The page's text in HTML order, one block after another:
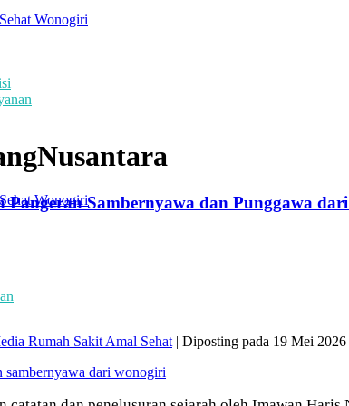
Pangeran Sambernyawa dan Punggawa
Rumah Sakit Amal Sehat | Diposting pada 19 Mei 2026